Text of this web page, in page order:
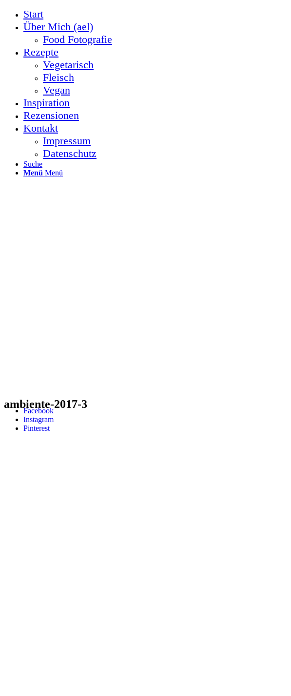
Start
Über Mich (ael)
Food Fotografie
Rezepte
Vegetarisch
Fleisch
Vegan
Inspiration
Rezensionen
Kontakt
Impressum
Datenschutz
Suche
Menü Menü
Facebook
Instagram
Pinterest
ambiente-2017-3